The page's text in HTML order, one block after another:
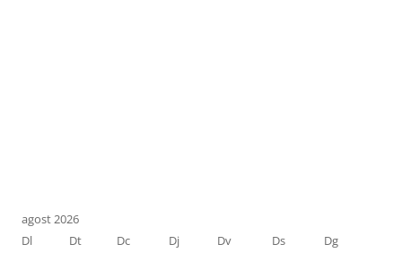
agost 2026
Dl
Dt Dc Dj Dv Ds
Dg